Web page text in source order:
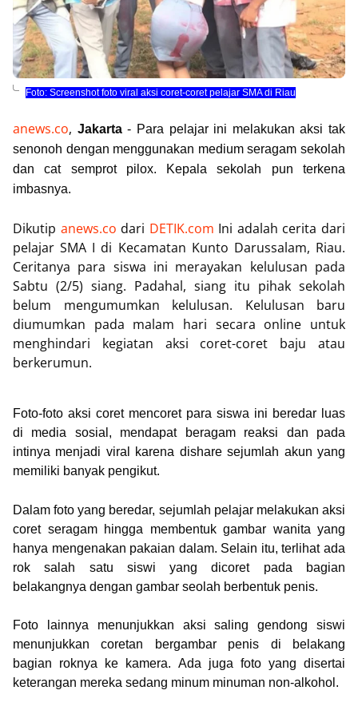
Foto: Screenshot foto viral aksi coret-coret pelajar SMA di Riau
anews.co, Jakarta- Para pelajar ini melakukan aksi tak
senonoh dengan menggunakan medium seragam sekolah
dan cat semprot pilox. Kepala sekolah pun terkena
imbasnya.
Dikutip anews.co dari DETIK.com Ini adalah cerita dari
pelajar SMA I di Kecamatan Kunto Darussalam, Riau.
Ceritanya para siswa ini merayakan kelulusan pada
Sabtu (2/5) siang. Padahal, siang itu pihak sekolah
belum mengumumkan kelulusan. Kelulusan baru
diumumkan pada malam hari secara online untuk
menghindari kegiatan aksi coret-coret baju atau
berkerumun.
Foto-foto aksi coret mencoret para siswa ini beredar luas
di media sosial, mendapat beragam reaksi dan pada
intinya menjadi viral karena dishare sejumlah akun yang
memiliki banyak pengikut.
Dalam foto yang beredar, sejumlah pelajar melakukan aksi
coret seragam hingga membentuk gambar wanita yang
hanya mengenakan pakaian dalam. Selain itu, terlihat ada
rok salah satu siswi yang dicoret pada bagian
belakangnya dengan gambar seolah berbentuk penis.
Foto lainnya menunjukkan aksi saling gendong siswi
menunjukkan coretan bergambar penis di belakang
bagian roknya ke kamera. Ada juga foto yang disertai
keterangan mereka sedang minum minuman non-alkohol.